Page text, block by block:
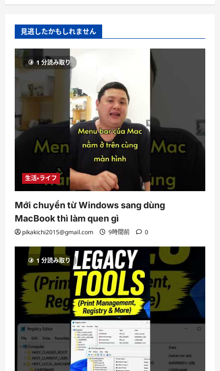
見逃したかもしれません
1 分読み取り
生活・ライフ
Mới chuyển từ Windows sang dùng
MacBook thì làm quen gì
pikakichi2015@gmail.com 9時間前 0
1 分読み取り